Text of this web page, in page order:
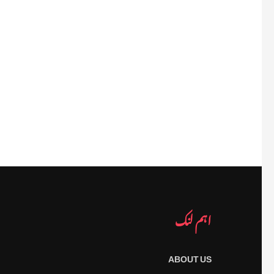
اہم لنک
ABOUT US